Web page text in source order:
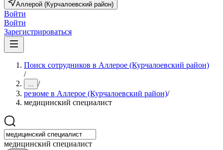
Аллерой (Курчалоевский район)
Войти
Войти
Зарегистрироваться
Поиск сотрудников в Аллерое (Курчалоевский район)
/
... /
резюме в Аллерое (Курчалоевский район)/
медицинский специалист
медицинский специалист